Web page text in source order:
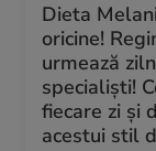
Dieta
oricine!
urmează
specialiști!
fiecare zi și
acestui stil